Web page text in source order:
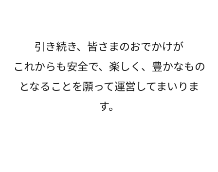
引き続き、皆さまのおでかけが
これからも安全で、楽しく、豊かなもの
となることを願って運営してまいりま
す。